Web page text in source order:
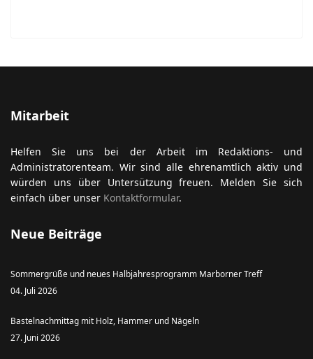
Mitarbeit
Helfen Sie uns bei der Arbeit im Redaktions- und
Administratorenteam. Wir sind alle ehrenamtlich aktiv und
würden uns über Untersützung freuen. Melden Sie sich
einfach über unser Kontaktformular.
Neue Beiträge
Sommergrüße und neues Halbjahresprogramm Marborner Treff
04. Juli 2026
Bastelnachmittag mit Holz, Hammer und Nägeln
27. Juni 2026